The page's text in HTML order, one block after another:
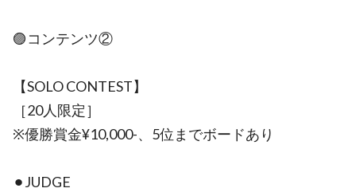
🟣コンテンツ②
【SOLO CONTEST】
［20人限定］
※優勝賞金¥10,000-、5位までボードあり
⚫︎JUDGE